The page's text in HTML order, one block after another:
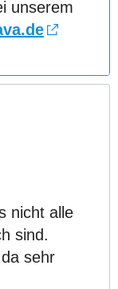
unserem
nicht alle
sind.
sehr